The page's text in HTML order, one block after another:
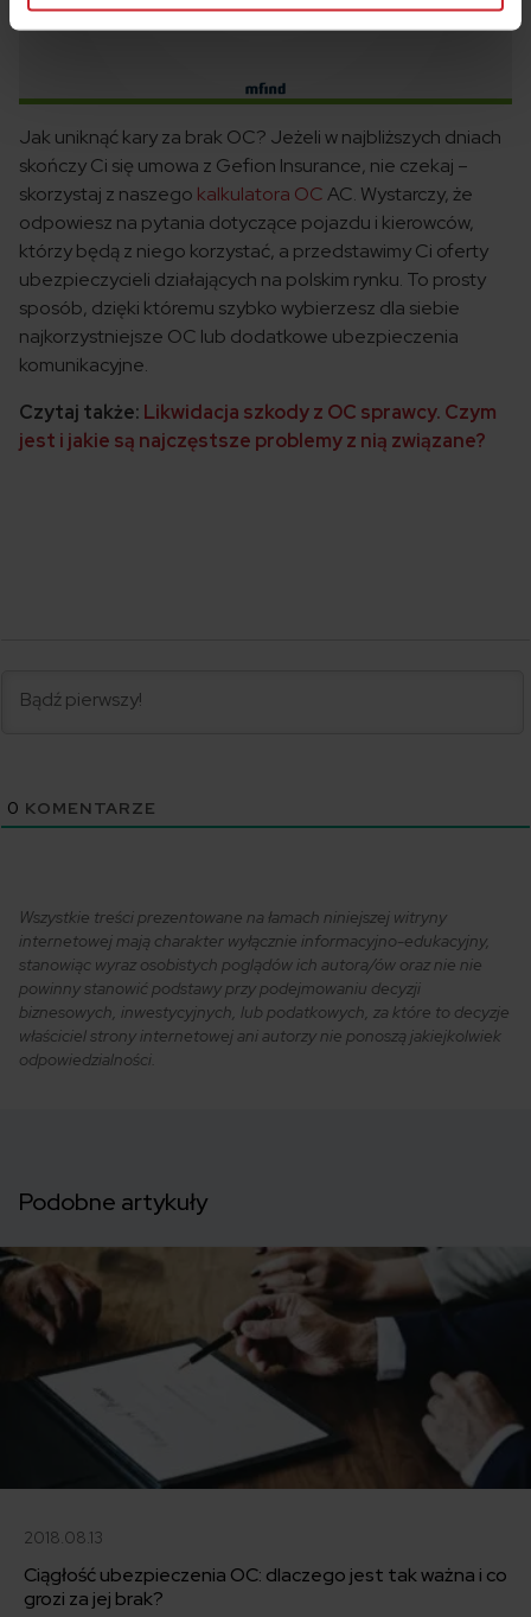
Jak uniknąć kary za brak OC? Jeżeli w najbliższych dniach
skończy Ci się umowa z Gefion Insurance, nie czekaj –
skorzystaj z naszego kalkulatora OCAC. Wystarczy, że
odpowiesz na pytania dotyczące pojazdu i kierowców,
którzy będą z niego korzystać, a przedstawimy Ci oferty
ubezpieczycieli działających na polskim rynku. To prosty
sposób, dzięki któremu szybko wybierzesz dla siebie
najkorzystniejsze OC lub dodatkowe ubezpieczenia
komunikacyjne.
Czytaj także: Likwidacja szkody z OC sprawcy. Czym
jest i jakie są najczęstsze problemy z nią związane?
0 KOMENTARZE
Wszystkie treści prezentowane na łamach niniejszej witryny
internetowej mają charakter wyłącznie informacyjno-edukacyjny,
stanowiąc wyraz osobistych poglądów ich autora/ów oraz nie nie
powinny stanowić podstawy przy podejmowaniu decyzji
biznesowych, inwestycyjnych, lub podatkowych, za które to decyzje
właściciel strony internetowej ani autorzy nie ponoszą jakiejkolwiek
odpowiedzialności.
Podobne artykuły
2018.08.13
Ciągłość ubezpieczenia OC: dlaczego jest tak ważna i co
grozi za jej brak?